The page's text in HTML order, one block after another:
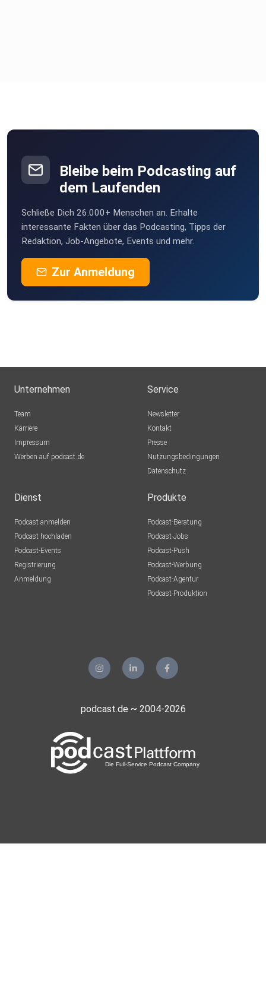
Bleibe beim Podcasting auf
dem Laufenden
Schließe Dich 26.000+ Menschen an. Erhalte
interessante Fakten über das Podcasting, Tipps der
Redaktion, Job-Angebote, Events und mehr.
Zur Anmeldung
Unternehmen
Team
Karriere
Impressum
Werben auf podcast.de
Service
Newsletter
Kontakt
Presse
Nutzungsbedingungen
Datenschutz
Dienst
Podcast anmelden
Podcast hochladen
Podcast-Events
Registrierung
Anmeldung
Produkte
Podcast-Beratung
Podcast-Jobs
Podcast-Push
Podcast-Werbung
Podcast-Agentur
Podcast-Produktion
podcast.de ~ 2004-2026